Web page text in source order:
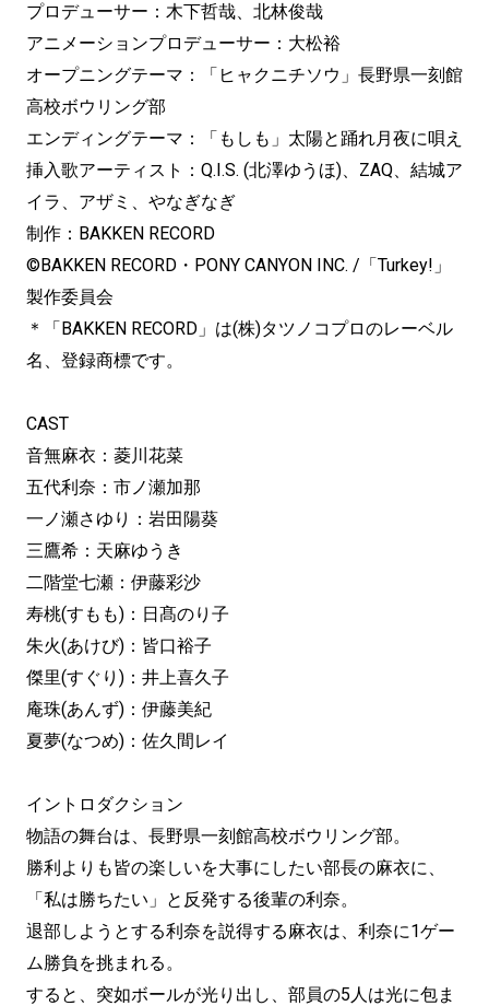
プロデューサー：木下哲哉、北林俊哉
アニメーションプロデューサー：大松裕
オープニングテーマ：「ヒャクニチソウ」長野県一刻館
高校ボウリング部
エンディングテーマ：「もしも」太陽と踊れ月夜に唄え
挿入歌アーティスト：Q.I.S. (北澤ゆうほ)、ZAQ、結城ア
イラ、アザミ、やなぎなぎ
制作：BAKKEN RECORD
©BAKKEN RECORD・PONY CANYON INC. /「Turkey!」
製作委員会
＊「BAKKEN RECORD」は(株)タツノコプロのレーベル
名、登録商標です。
CAST
音無麻衣：菱川花菜
五代利奈：市ノ瀬加那
一ノ瀬さゆり：岩田陽葵
三鷹希：天麻ゆうき
二階堂七瀬：伊藤彩沙
寿桃(すもも)：日髙のり子
朱火(あけび)：皆口裕子
傑里(すぐり)：井上喜久子
庵珠(あんず)：伊藤美紀
夏夢(なつめ)：佐久間レイ
イントロダクション
物語の舞台は、長野県一刻館高校ボウリング部。
勝利よりも皆の楽しいを大事にしたい部長の麻衣に、
「私は勝ちたい」と反発する後輩の利奈。
退部しようとする利奈を説得する麻衣は、利奈に1ゲー
ム勝負を挑まれる。
すると、突如ボールが光り出し、部員の5人は光に包ま